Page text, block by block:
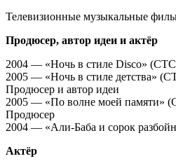
Телевизионные музыкальные
Продюсер, автор идеи и актёр
2004 — «Ночь в стиле Disco»
2005 — «Ночь в стиле детства»
Продюсер и автор идеи
2005 — «По волне моей памяти»
Продюсер
2004 — «Али-Баба и сорок
Актёр